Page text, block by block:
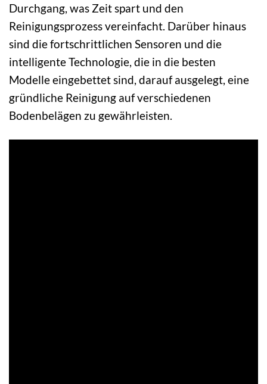
Durchgang, was Zeit spart und den
Reinigungsprozess vereinfacht. Darüber hinaus
sind die fortschrittlichen Sensoren und die
intelligente Technologie, die in die besten
Modelle eingebettet sind, darauf ausgelegt, eine
gründliche Reinigung auf verschiedenen
Bodenbelägen zu gewährleisten.